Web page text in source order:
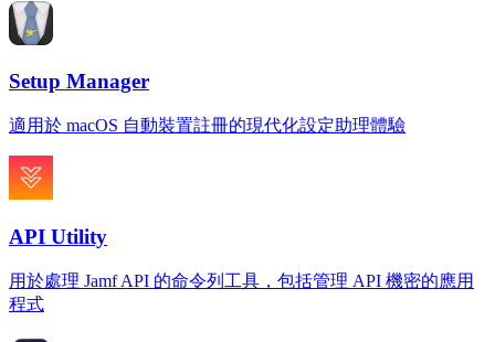
Setup Manager
適用於 macOS 自動裝置註冊的現代化設定助理體驗
API Utility
用於處理 Jamf API 的命令列工具，包括管理 API 機密的應用
程式